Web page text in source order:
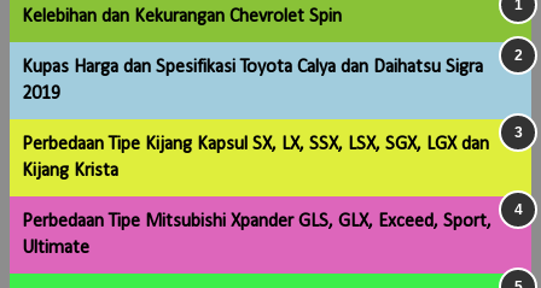
Kelebihan dan Kekurangan Chevrolet Spin
Kupas Harga dan Spesifikasi Toyota Calya dan Daihatsu Sigra
2019
Perbedaan Tipe Kijang Kapsul SX, LX, SSX, LSX, SGX, LGX dan
Kijang Krista
Perbedaan Tipe Mitsubishi Xpander GLS, GLX, Exceed, Sport,
Ultimate